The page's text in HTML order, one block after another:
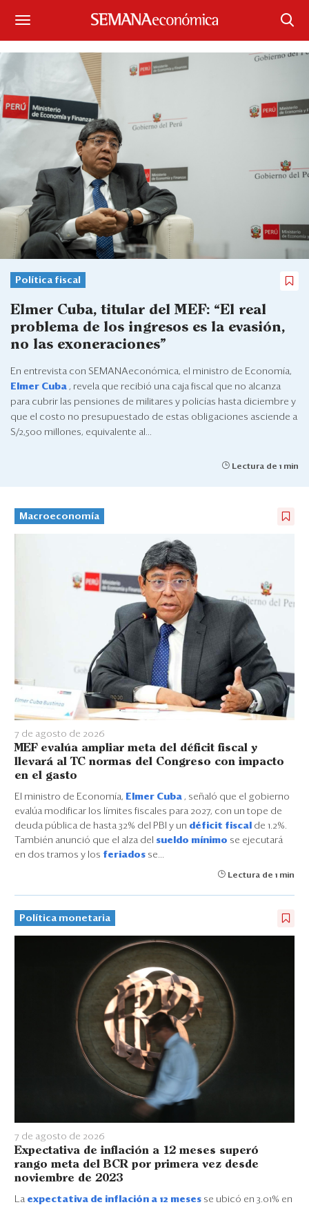
Suscríbase
Iniciar sesión
Portada
¿Qué está pasando?
Sectores y Empresas
Management
Economía y Finanzas
Legal y Política
Eventos
Blogs
Ranking CEO
Edición Impresa
Política fiscal
Elmer Cuba, titular del MEF: “El real
problema de los ingresos es la evasión,
no las exoneraciones”
En entrevista con SEMANAeconómica, el ministro de Economía,
Elmer Cuba , revela que recibió una caja fiscal que no alcanza
para cubrir las pensiones de militares y policías hasta diciembre y
que el costo no presupuestado de estas obligaciones asciende a
S/2,500 millones, equivalente al...
Lectura de 1 min
Macroeconomía
7 de agosto de 2026
MEF evalúa ampliar meta del déficit fiscal y
llevará al TC normas del Congreso con impacto
en el gasto
El ministro de Economía, Elmer Cuba , señaló que el gobierno
evalúa modificar los límites fiscales para 2027, con un tope de
deuda pública de hasta 32% del PBI y un déficit fiscal de 1.2%.
También anunció que el alza del sueldo mínimo se ejecutará
en dos tramos y los feriados se...
Lectura de 1 min
Política monetaria
7 de agosto de 2026
Expectativa de inflación a 12 meses superó
rango meta del BCR por primera vez desde
noviembre de 2023
La expectativa de inflación a 12 meses se ubicó en 3.01% en